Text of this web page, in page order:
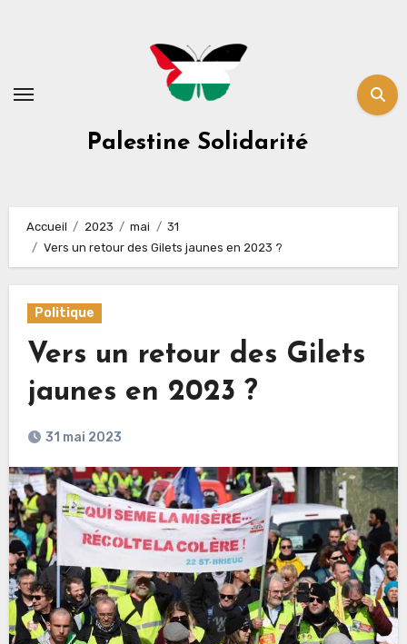
Palestine Solidarité
Accueil 2023 mai
31
Vers un retour des Gilets jaunes en 2023 ?
Politique
Vers un retour des Gilets
jaunes en 2023 ?
31 mai 2023